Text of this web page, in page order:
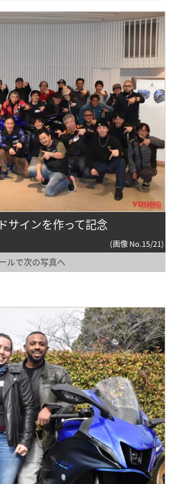
サインを作って記念
(画像 No.15/21)
ルで次の写真へ